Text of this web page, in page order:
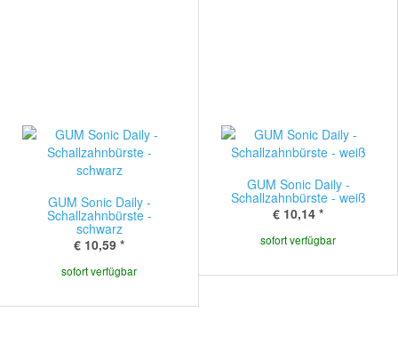
GUM Sonic Daily -
Schallzahnbürste -
schwarz
€ 10,59 *
sofort verfügbar
GUM Sonic Daily -
Schallzahnbürste - weiß
€ 10,14 *
sofort verfügbar